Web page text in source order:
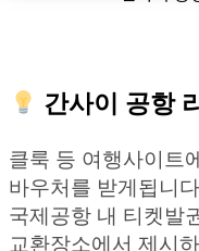
간사이 공항
클룩 등 여행사이트
바우처를 받게됩니
국제공항 내 티켓발
교환장소에서 제시